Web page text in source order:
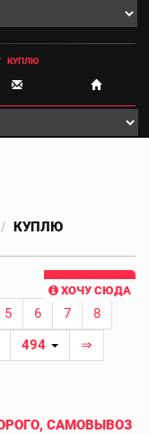
КУПЛЮ
КУПЛЮ
ХОЧУ СЮДА
5 6 7
8
494
⇒
САМОВЫВОЗ